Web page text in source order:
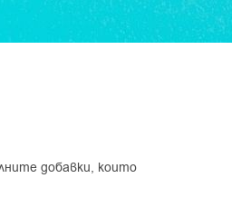
добавки, които